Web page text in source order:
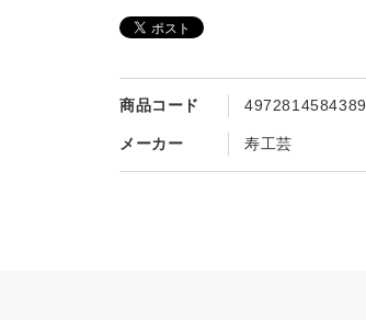
商品コード 4972814584389
メーカー 寿工芸